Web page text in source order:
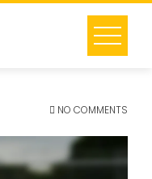
NO COMMENTS